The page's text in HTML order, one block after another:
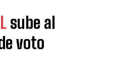
sube al
voto